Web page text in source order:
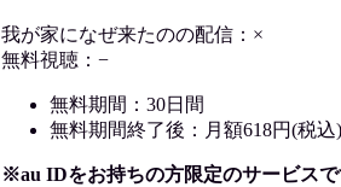
我が家になぜ来たのの配信：×
無料視聴：−
無料期間：30日間
無料期間終了後：月額618円(税込)
※au IDをお持ちの方限定のサービス